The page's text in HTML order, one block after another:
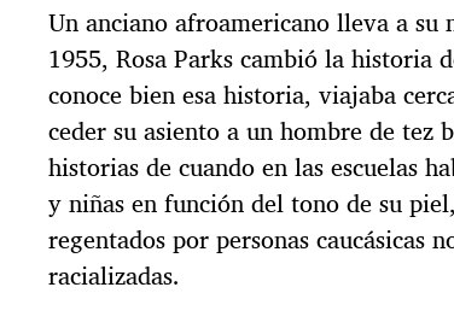
Un anciano afroamericano lleva a
1955, Rosa Parks cambió la historia
conoce bien esa historia, viajaba
ceder su asiento a un hombre de tez
historias de cuando en las escuelas
y niñas en función del tono de su
regentados por personas caucásicas
racializadas.